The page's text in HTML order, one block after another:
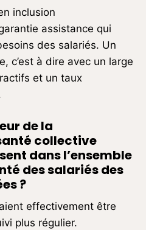
inclusion
assistance qui
des salariés. Un
c’est à dire avec un large
et un taux
de la
collective
dans l’ensemble
des salariés des
?
effectivement être
plus régulier.